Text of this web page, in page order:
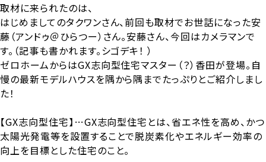
取材に来られたのは、
はじめましてのタクワンさん、前回も取材でお世話になった安
藤（アンドゥ＠ひらつー）さん。安藤さん、今回はカメラマンで
す。（記事も書かれます。シゴデキ！ ）
ゼロホームからはGX志向型住宅マスター（？）香田が登場。自
慢の最新モデルハウスを隅から隅までたっぷりとご紹介しまし
た！
【GX志向型住宅】…GX志向型住宅とは、省エネ性を高め、かつ
太陽光発電等を設置することで脱炭素化やエネルギー効率の
向上を目標とした住宅のこと。